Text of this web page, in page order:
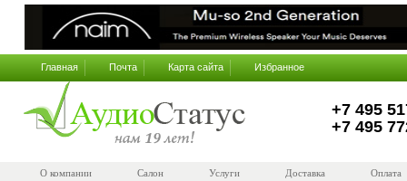
Главная Почта Карта сайта Избранное
+7 495
+7 495
О компании Салон Услуги Доставка Оплата